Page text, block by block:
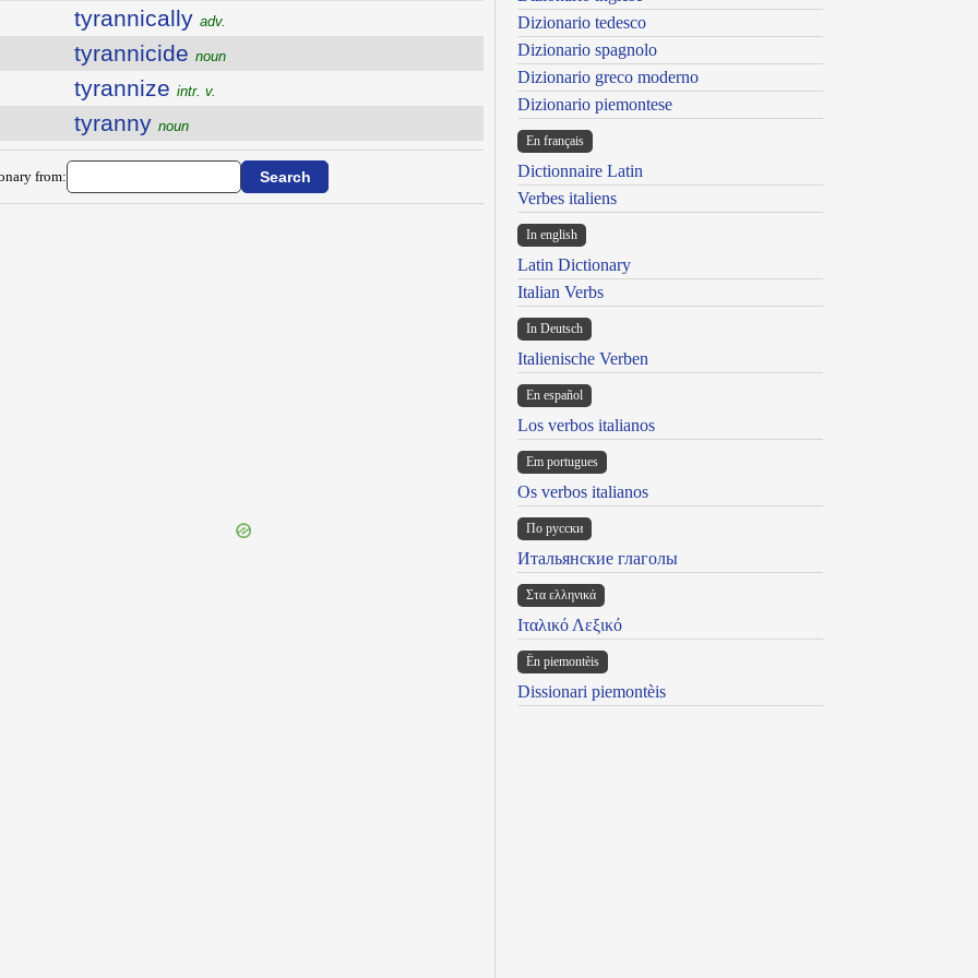
tyrannically adv.
tyrannicide noun
tyrannize intr. v.
tyranny noun
from:
Dizionario tedesco
Dizionario spagnolo
Dizionario greco moderno
Dizionario piemontese
En français
Dictionnaire Latin
Verbes italiens
In english
Latin Dictionary
Italian Verbs
In Deutsch
Italienische Verben
En español
Los verbos italianos
Em portugues
Os verbos italianos
По русски
Итальянские глаголы
Στα ελληνικά
Ιταλικό Λεξικό
Ën piemontèis
Dissionari piemontèis